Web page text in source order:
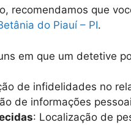
recomendamos que
do Piauí – PI.
em que um detetive
de infidelidades no
de informações
: Localização de